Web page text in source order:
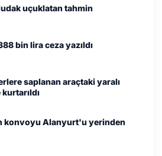
uçuklatan tahmin
bin lira ceza yazıldı
saplanan araçtaki yaralı
konvoyu Alanyurt'u yerinden